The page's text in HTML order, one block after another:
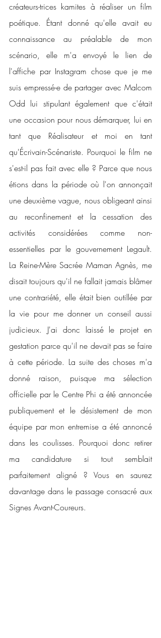
créateurs-trices kamites à réaliser un film
poétique. Étant donné qu'elle avait eu
connaissance au préalable de mon
scénario, elle m'a envoyé le lien de
l'affiche par Instagram chose que je me
suis empressé-e de partager avec Malcom
Odd lui stipulant également que c'était
une occasion pour nous démarquer, lui en
tant que Réalisateur et moi en tant
qu'Écrivain-Scénariste. Pourquoi le film ne
s'est-il pas fait avec elle ? Parce que nous
étions dans la période où l'on annonçait
une deuxième vague, nous obligeant ainsi
au reconfinement et la cessation des
activités considérées comme non-
essentielles par le gouvernement Legault.
La Reine-Mère Sacrée Maman Agnès, me
disait toujours qu'il ne fallait jamais blâmer
une contrariété, elle était bien outillée par
la vie pour me donner un conseil aussi
judicieux. J'ai donc laissé le projet en
gestation parce qu'il ne devait pas se faire
à cette période. La suite des choses m'a
donné raison, puisque ma sélection
officielle par le Centre Phi a été annoncée
publiquement et le désistement de mon
équipe par mon entremise a été annoncé
dans les coulisses. Pourquoi donc retirer
ma candidature si tout semblait
parfaitement aligné ? Vous en saurez
davantage dans le passage consacré aux
Signes Avant-Coureurs.